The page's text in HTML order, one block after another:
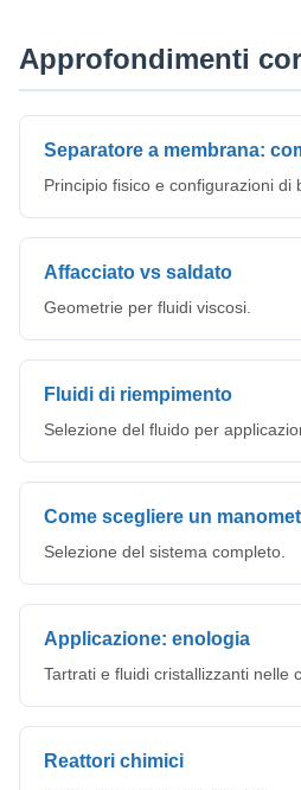
Approfondimenti
Separatore a membrana:
Principio fisico e configurazioni di
Affacciato vs saldato
Geometrie per fluidi viscosi.
Fluidi di riempimento
Selezione del fluido per
Come scegliere un
Selezione del sistema completo.
Applicazione: enologia
Tartrati e fluidi cristallizzanti nelle
Reattori chimici